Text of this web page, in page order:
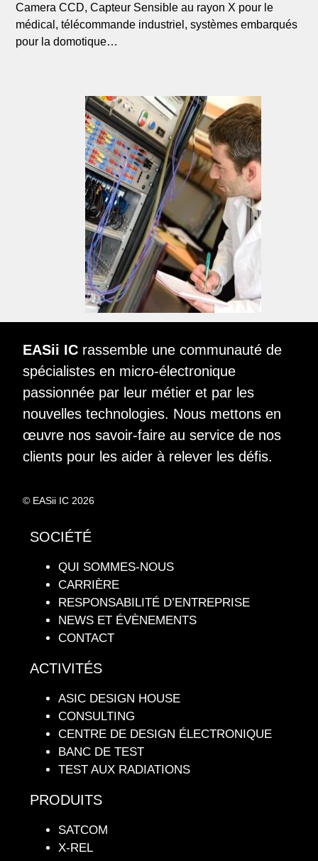
Camera CCD, Capteur Sensible au rayon X pour le
médical, télécommande industriel, systèmes embarqués
pour la domotique…
EASii IC rassemble une communauté de
spécialistes en micro-électronique
passionnée par leur métier et par les
nouvelles technologies. Nous mettons en
œuvre nos savoir-faire au service de nos
clients pour les aider à relever les défis.
© EASii IC 2026
SOCIÉTÉ
QUI SOMMES-NOUS
CARRIÈRE
RESPONSABILITÉ D’ENTREPRISE
NEWS ET ÉVÈNEMENTS
CONTACT
ACTIVITÉS
ASIC DESIGN HOUSE
CONSULTING
CENTRE DE DESIGN ÉLECTRONIQUE
BANC DE TEST
TEST AUX RADIATIONS
PRODUITS
SATCOM
X-REL